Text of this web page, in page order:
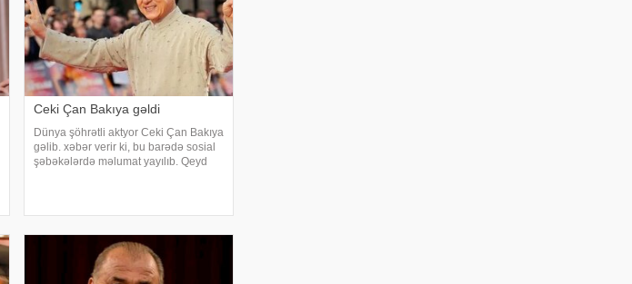
Ceki Çan Bakıya gəldi
Dünya şöhrətli aktyor Ceki Çan Bakıya
gəlib. xəbər verir ki, bu barədə sosial
şəbəkələrdə məlumat yayılıb. Qeyd